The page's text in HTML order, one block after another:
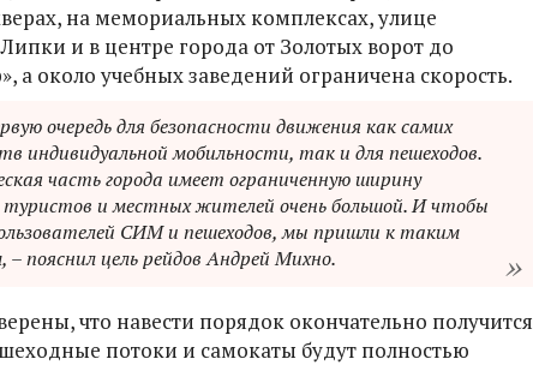
на мемориальных комплексах, улице
и в центре города от Золотых ворот до
а около учебных заведений ограничена скорость.
очередь для безопасности движения как самих
индивидуальной мобильности, так и для пешеходов.
часть города имеет ограниченную ширину
и местных жителей очень большой. И чтобы
СИМ и пешеходов, мы пришли к таким
пояснил цель рейдов Андрей Михно.
что навести порядок окончательно получится
потоки и самокаты будут полностью